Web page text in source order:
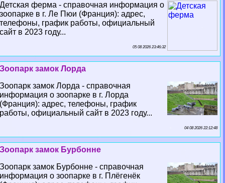
Детская ферма - справочная информация о
зоопарке в г. Ле Пюи (Франция): адрес,
телефоны, график работы, официальный
сайт в 2023 году...
05 08 2026 23:46:32
Зоопарк замок Лорда
Зоопарк замок Лорда - справочная
информация о зоопарке в г. Лорда
(Франция): адрес, телефоны, график
работы, официальный сайт в 2023 году...
04 08 2026 22:12:48
Зоопарк замок Бурбонне
Зоопарк замок Бурбонне - справочная
информация о зоопарке в г. Плёгенёк